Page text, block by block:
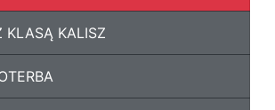
KLASĄ KALISZ